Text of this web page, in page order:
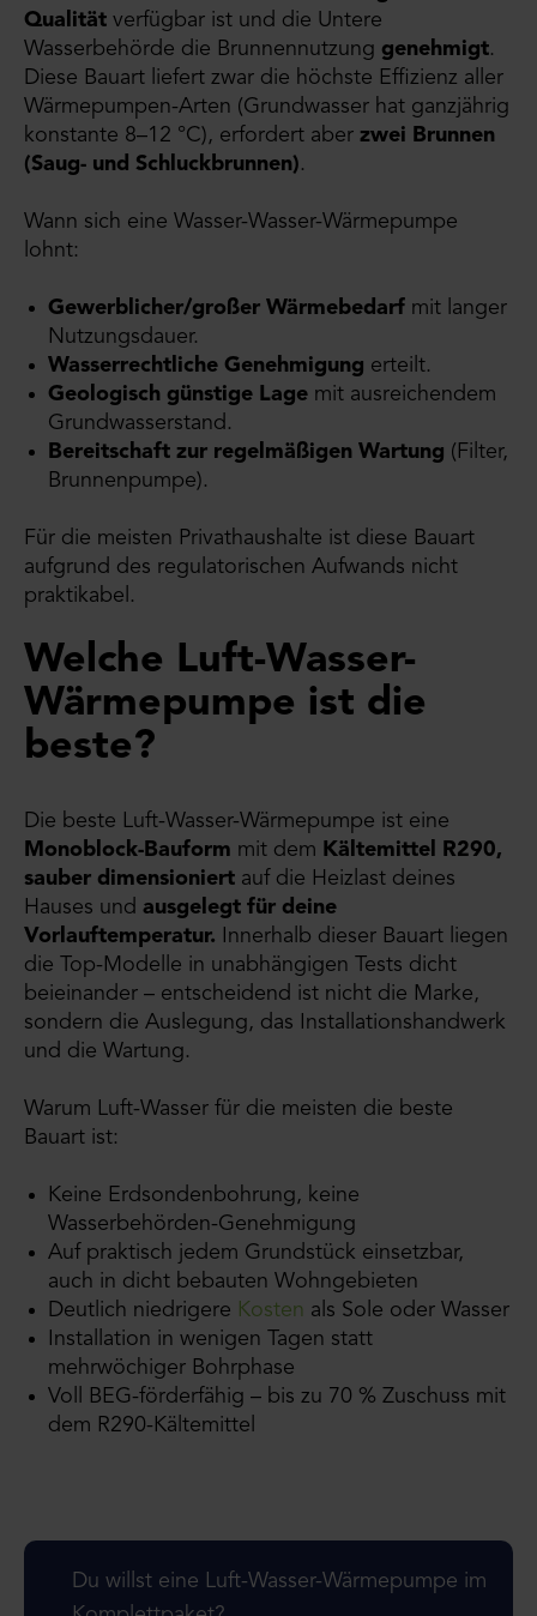
Qualität verfügbar ist und die Untere
Wasserbehörde die Brunnennutzung genehmigt.
Diese Bauart liefert zwar die höchste Effizienz aller
Wärmepumpen-Arten (Grundwasser hat ganzjährig
konstante 8–12 °C), erfordert aber zwei Brunnen
(Saug- und Schluckbrunnen).
Wann sich eine Wasser-Wasser-Wärmepumpe
lohnt:
Gewerblicher/großer Wärmebedarf mit langer
Nutzungsdauer.
Wasserrechtliche Genehmigung erteilt.
Geologisch günstige Lage mit ausreichendem
Grundwasserstand.
Bereitschaft zur regelmäßigen Wartung (Filter,
Brunnenpumpe).
Für die meisten Privathaushalte ist diese Bauart
aufgrund des regulatorischen Aufwands nicht
praktikabel.
Welche Luft-Wasser-
Wärmepumpe ist die
beste?
Die beste Luft-Wasser-Wärmepumpe ist eine
Monoblock-Bauform mit dem Kältemittel R290,
sauber dimensioniert auf die Heizlast deines
Hauses und ausgelegt für deine
Vorlauftemperatur. Innerhalb dieser Bauart liegen
die Top-Modelle in unabhängigen Tests dicht
beieinander – entscheidend ist nicht die Marke,
sondern die Auslegung, das Installationshandwerk
und die Wartung.
Warum Luft-Wasser für die meisten die beste
Bauart ist:
Keine Erdsondenbohrung, keine
Wasserbehörden-Genehmigung
Auf praktisch jedem Grundstück einsetzbar,
auch in dicht bebauten Wohngebieten
Deutlich niedrigere Kosten als Sole oder Wasser
Installation in wenigen Tagen statt
mehrwöchiger Bohrphase
Voll BEG-förderfähig – bis zu 70 % Zuschuss mit
dem R290-Kältemittel
Du willst eine Luft-Wasser-Wärmepumpe im